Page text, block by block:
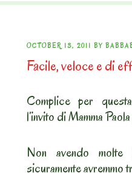
POSTED
ON
OCTOBER 13, 2011 BY
Facile, veloce e di
Complice per
l’invito di Mamma
Non avendo
sicuramente avremmo